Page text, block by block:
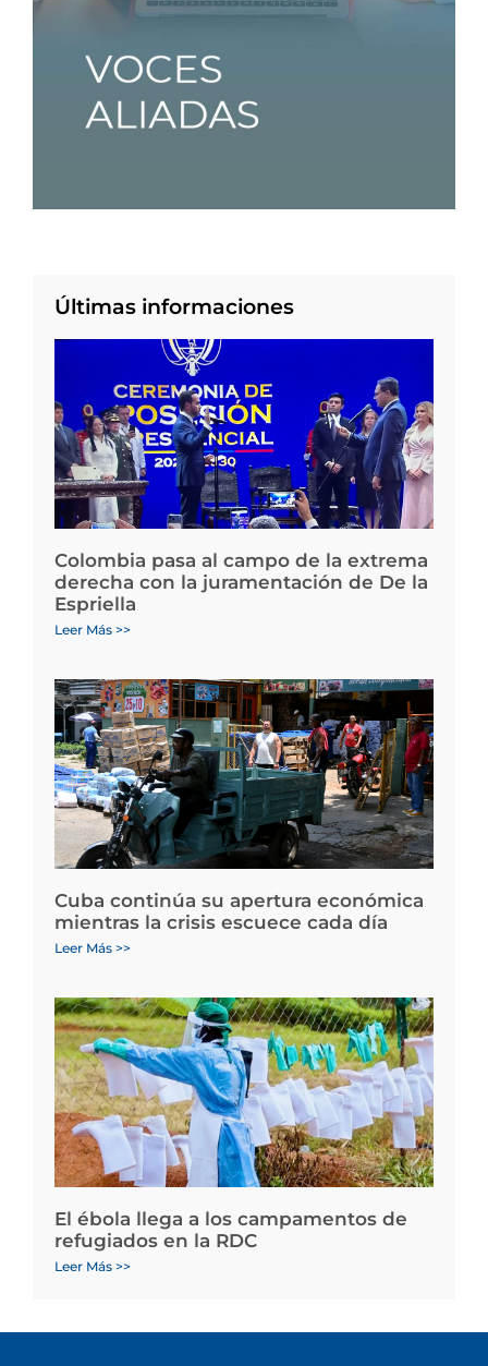
Últimas informaciones
Colombia pasa al campo de la extrema
derecha con la juramentación de De la
Espriella
Leer Más >>
Cuba continúa su apertura económica
mientras la crisis escuece cada día
Leer Más >>
El ébola llega a los campamentos de
refugiados en la RDC
Leer Más >>